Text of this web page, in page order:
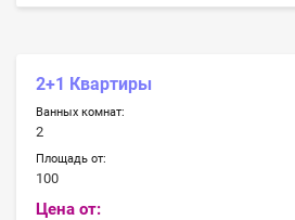
2+1 Квартиры
Ванных комнат:
2
Площадь от:
100
Цена от: